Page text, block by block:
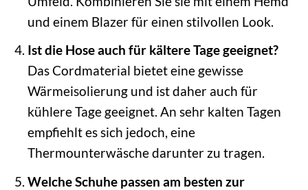
und einem Blazer für einen stilvollen Look.
Ist die Hose auch für kältere Tage geeignet?
Das Cordmaterial bietet eine gewisse
Wärmeisolierung und ist daher auch für
kühlere Tage geeignet. An sehr kalten Tagen
empfiehlt es sich jedoch, eine
Thermounterwäsche darunter zu tragen.
Welche Schuhe passen am besten zur